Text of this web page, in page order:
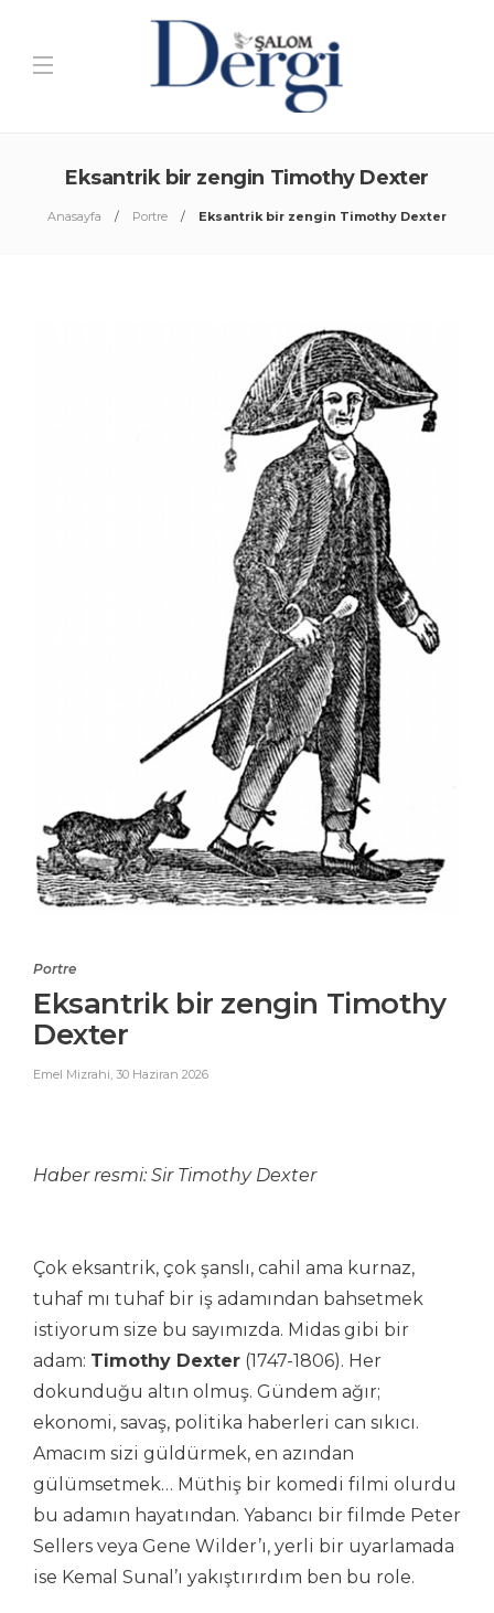
Eksantrik bir zengin Timothy Dexter
Anasayfa Portre Eksantrik bir zengin Timothy Dexter
Portre
Eksantrik bir zengin Timothy
Dexter
Emel Mizrahi, 30 Haziran 2026
Haber resmi: Sir Timothy Dexter
Çok eksantrik, çok şanslı, cahil ama kurnaz,
tuhaf mı tuhaf bir iş adamından bahsetmek
istiyorum size bu sayımızda. Midas gibi bir
adam: Timothy Dexter (1747-1806). Her
dokunduğu altın olmuş. Gündem ağır;
ekonomi, savaş, politika haberleri can sıkıcı.
Amacım sizi güldürmek, en azından
gülümsetmek… Müthiş bir komedi filmi olurdu
bu adamın hayatından. Yabancı bir filmde Peter
Sellers veya Gene Wilder’ı, yerli bir uyarlamada
ise Kemal Sunal’ı yakıştırırdım ben bu role.